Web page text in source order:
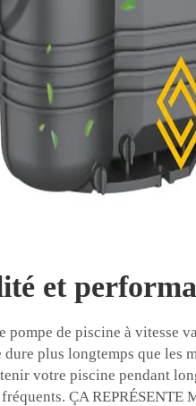
et
pompe de piscine à vitesse
plus longtemps que les
votre piscine pendant
ÇA REPRÉSENTE